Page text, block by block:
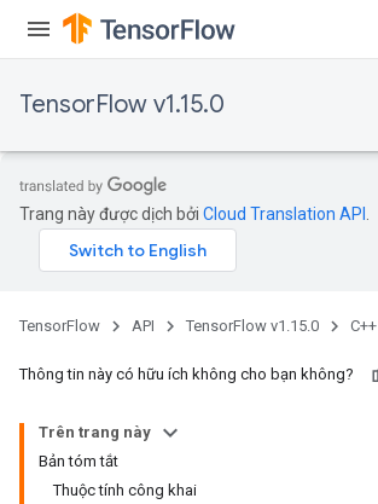
TensorFlow v1.15.0
Trang này được dịch bởi Cloud Translation API
TensorFlow API TensorFlow v1.15.0 C++
Thông tin này có hữu ích không cho bạn không?
Trên trang này
Bản tóm tắt
Thuộc tính công khai